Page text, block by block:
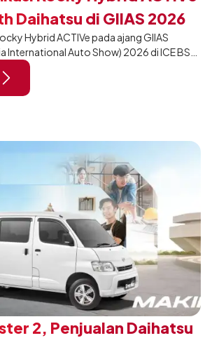
Daihatsu di GIIAS 2026
Hybrid ACTIVe pada ajang GIIAS
International Auto Show) 2026 di ICE BSD
2 unit Rocky Hybrid yang
sarana inspirasi bagi
gaya hidup yang aktif.
2, Penjualan Daihatsu